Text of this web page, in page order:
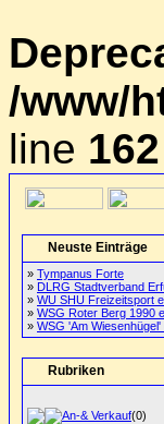
/www/
line 162
Neuste Einträge
» Tympanus Forte
» DLRG Stadtverband
» WU SHU Freizeitsport
» WSG Roter Berg 1990
» WSG 'Am Wiesenhügel'
Rubriken
An-& Verkauf(0)